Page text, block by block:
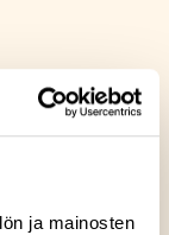
ja mainosten
g